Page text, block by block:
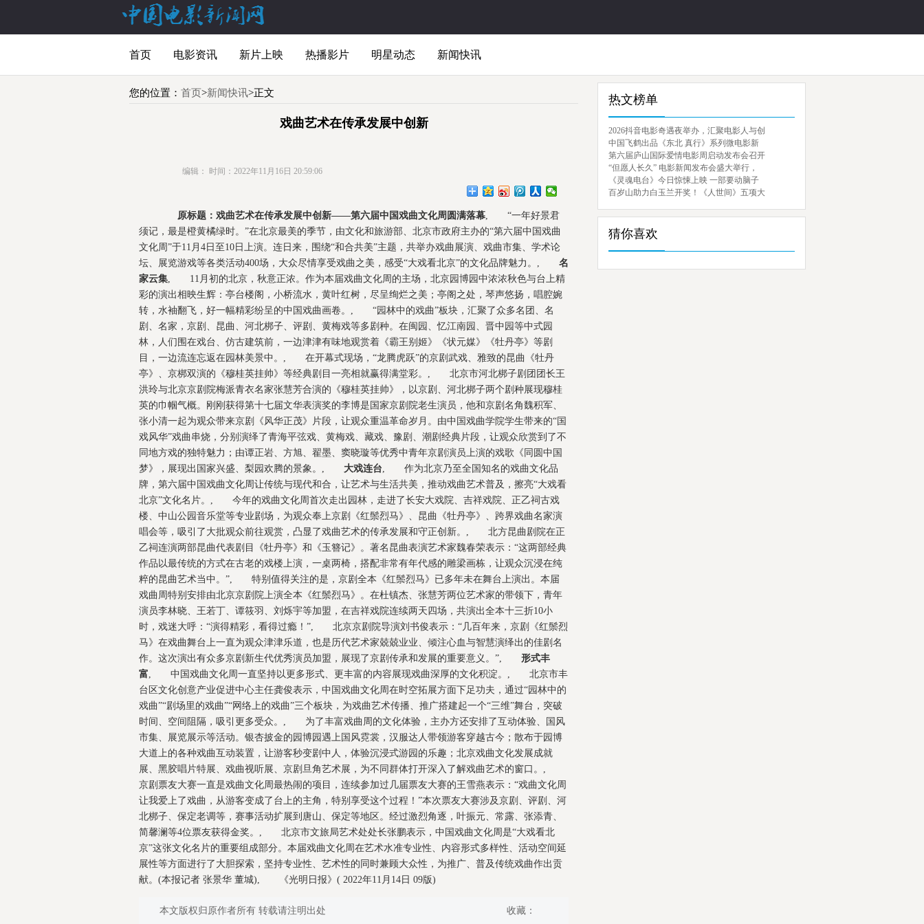
首页 电影资讯 新片上映 热播影片 明星动态 新闻快讯
您的位置： 首页>新闻快讯>正文
戏曲艺术在传承发展中创新
编辑： 时间：2022年11月16日 20:59:06
原标题：戏曲艺术在传承发展中创新——第六届中国戏曲文化周圆满落幕 , “一年好景君
须记，最是橙黄橘绿时。”在北京最美的季节，由文化和旅游部、北京市政府主办的“第六届中国戏曲
文化周”于11月4日至10日上演。连日来，围绕“和合共美”主题，共举办戏曲展演、戏曲市集、学术论
坛、展览游戏等各类活动400场，大众尽情享受戏曲之美，感受“大戏看北京”的文化品牌魅力。, 名
家云集 , 11月初的北京，秋意正浓。作为本届戏曲文化周的主场，北京园博园中浓浓秋色与台上精
彩的演出相映生辉：亭台楼阁，小桥流水，黄叶红树，尽呈绚烂之美；亭阁之处，琴声悠扬，唱腔婉
转，水袖翻飞，好一幅精彩纷呈的中国戏曲画卷。, “园林中的戏曲”板块，汇聚了众多名团、名
剧、名家，京剧、昆曲、河北梆子、评剧、黄梅戏等多剧种。在闽园、忆江南园、晋中园等中式园
林，人们围在戏台、仿古建筑前，一边津津有味地观赏着《霸王别姬》《状元媒》《牡丹亭》等剧
目，一边流连忘返在园林美景中。, 在开幕式现场，“龙腾虎跃”的京剧武戏、雅致的昆曲《牡丹
亭》、京梆双演的《穆桂英挂帅》等经典剧目一亮相就赢得满堂彩。, 北京市河北梆子剧团团长王
洪玲与北京京剧院梅派青衣名家张慧芳合演的《穆桂英挂帅》，以京剧、河北梆子两个剧种展现穆桂
英的巾帼气概。刚刚获得第十七届文华表演奖的李博是国家京剧院老生演员，他和京剧名角魏积军、
张小清一起为观众带来京剧《风华正茂》片段，让观众重温革命岁月。由中国戏曲学院学生带来的“国
戏风华”戏曲串烧，分别演绎了青海平弦戏、黄梅戏、藏戏、豫剧、潮剧经典片段，让观众欣赏到了不
同地方戏的独特魅力；由谭正岩、方旭、翟墨、窦晓璇等优秀中青年京剧演员上演的戏歌《同圆中国
梦》，展现出国家兴盛、梨园欢腾的景象。, 大戏连台 , 作为北京乃至全国知名的戏曲文化品
牌，第六届中国戏曲文化周让传统与现代和合，让艺术与生活共美，推动戏曲艺术普及，擦亮“大戏看
北京”文化名片。, 今年的戏曲文化周首次走出园林，走进了长安大戏院、吉祥戏院、正乙祠古戏
楼、中山公园音乐堂等专业剧场，为观众奉上京剧《红鬃烈马》、昆曲《牡丹亭》、跨界戏曲名家演
唱会等，吸引了大批观众前往观赏，凸显了戏曲艺术的传承发展和守正创新。, 北方昆曲剧院在正
乙祠连演两部昆曲代表剧目《牡丹亭》和《玉簪记》。著名昆曲表演艺术家魏春荣表示：“这两部经典
作品以最传统的方式在古老的戏楼上演，一桌两椅，搭配非常有年代感的雕梁画栋，让观众沉浸在纯
粹的昆曲艺术当中。”, 特别值得关注的是，京剧全本《红鬃烈马》已多年未在舞台上演出。本届
戏曲周特别安排由北京京剧院上演全本《红鬃烈马》。在杜镇杰、张慧芳两位艺术家的带领下，青年
演员李林晓、王若丁、谭筱羽、刘烁宇等加盟，在吉祥戏院连续两天四场，共演出全本十三折10小
时，戏迷大呼：“演得精彩，看得过瘾！”, 北京京剧院导演刘书俊表示：“几百年来，京剧《红鬃烈
马》在戏曲舞台上一直为观众津津乐道，也是历代艺术家兢兢业业、倾注心血与智慧演绎出的佳剧名
作。这次演出有众多京剧新生代优秀演员加盟，展现了京剧传承和发展的重要意义。”, 形式丰
富 , 中国戏曲文化周一直坚持以更多形式、更丰富的内容展现戏曲深厚的文化积淀。, 北京市丰
台区文化创意产业促进中心主任龚俊表示，中国戏曲文化周在时空拓展方面下足功夫，通过“园林中的
戏曲”“剧场里的戏曲”“网络上的戏曲”三个板块，为戏曲艺术传播、推广搭建起一个“三维”舞台，突破
时间、空间阻隔，吸引更多受众。, 为了丰富戏曲周的文化体验，主办方还安排了互动体验、国风
市集、展览展示等活动。银杏披金的园博园遇上国风霓裳，汉服达人带领游客穿越古今；散布于园博
大道上的各种戏曲互动装置，让游客秒变剧中人，体验沉浸式游园的乐趣；北京戏曲文化发展成就
展、黑胶唱片特展、戏曲视听展、京剧旦角艺术展，为不同群体打开深入了解戏曲艺术的窗口。,
京剧票友大赛一直是戏曲文化周最热闹的项目，连续参加过几届票友大赛的王雪燕表示：“戏曲文化周
让我爱上了戏曲，从游客变成了台上的主角，特别享受这个过程！”本次票友大赛涉及京剧、评剧、河
北梆子、保定老调等，赛事活动扩展到唐山、保定等地区。经过激烈角逐，叶振元、常露、张添青、
简馨澜等4位票友获得金奖。, 北京市文旅局艺术处处长张鹏表示，中国戏曲文化周是“大戏看北
京”这张文化名片的重要组成部分。本届戏曲文化周在艺术水准专业性、内容形式多样性、活动空间延
展性等方面进行了大胆探索，坚持专业性、艺术性的同时兼顾大众性，为推广、普及传统戏曲作出贡
献。(本报记者 张景华 董城), 《光明日报》( 2022年11月14日 09版)
本文版权归原作者所有 转载请注明出处 收藏：
热文榜单
2026抖音电影奇遇夜举办，汇聚电影人与创
中国飞鹤出品《东北 真行》系列微电影新
第六届庐山国际爱情电影周启动发布会召开
“但愿人长久” 电影新闻发布会盛大举行，
《灵魂电台》今日惊悚上映 一部要动脑子
百岁山助力白玉兰开奖！《人世间》五项大
猜你喜欢